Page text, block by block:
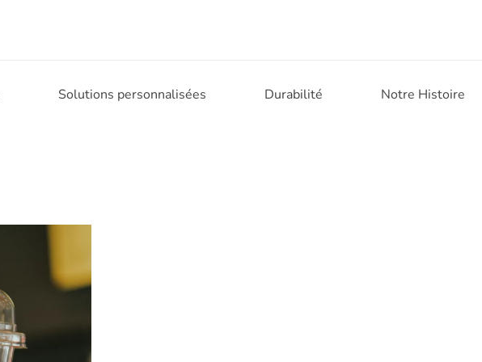
Solutions personnalisées Durabilité Notre Histoire